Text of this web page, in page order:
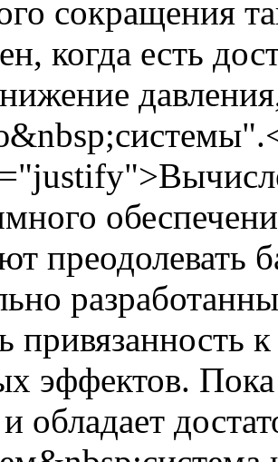
сокращения
когда есть
преодолевать
привязанность
эффектов.
обладает